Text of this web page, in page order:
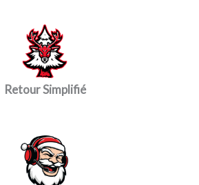
Retour Simplifié